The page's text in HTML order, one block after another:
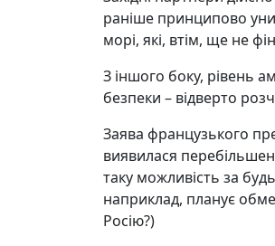
раніше принципово
морі, які, втім, ще не
З іншого боку, рівень
безпеки – відверто
Заява французького
виявилася
таку можливість за
наприклад, планує
Росію?)